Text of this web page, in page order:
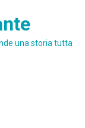
una storia tutta